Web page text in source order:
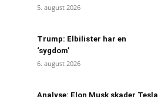
5. august 2026
Trump: Elbilister har en
‘sygdom’
6. august 2026
Analyse: Elon Musk skader Tesla